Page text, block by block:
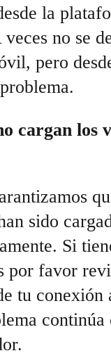
la
no se
pero
cargan los
sido
Si
por favor
tu conexión
continúa